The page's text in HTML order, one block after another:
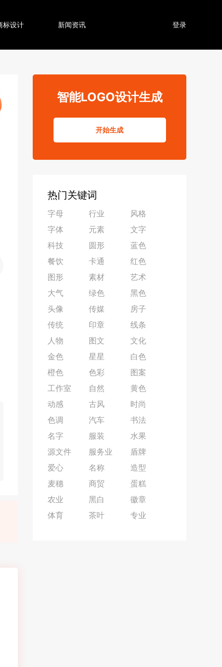
标设计 新闻资讯 登录
智能LOGO设计生成
开始生成
热门关键词
字母 行业
风格
字体
元素
文字
科技
圆形
蓝色
餐饮
卡通
红色
图形
素材
艺术
大气
绿色
黑色
头像
传媒
房子
传统
印章
线条
人物
图文
文化
金色
星星
白色
橙色
色彩
图案
工作室
自然
黄色
动感
古风
时尚
色调
汽车
书法
名字
服装
水果
源文件
服务业
盾牌
爱心
名称
造型
麦穗
商贸
蛋糕
农业
黑白
徽章
体育
茶叶 专业